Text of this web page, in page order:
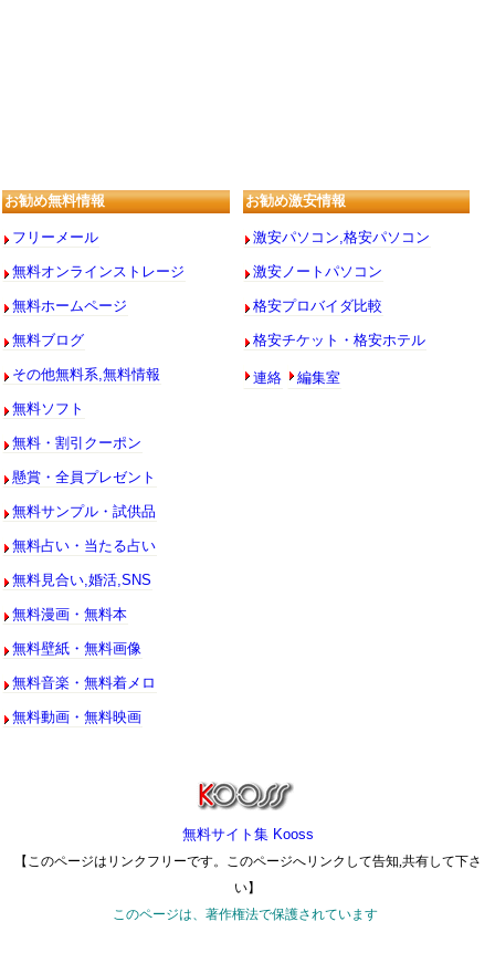
お勧め無料情報
フリーメール
無料オンラインストレージ
無料ホームページ
無料ブログ
その他無料系,無料情報
無料ソフト
無料・割引クーポン
懸賞・全員プレゼント
無料サンプル・試供品
無料占い・当たる占い
無料見合い,婚活,SNS
無料漫画・無料本
無料壁紙・無料画像
無料音楽・無料着メロ
無料動画・無料映画
お勧め激安情報
激安パソコン,格安パソコン
激安ノートパソコン
格安プロバイダ比較
格安チケット・格安ホテル
連絡 編集室
無料サイト集 Kooss
【このページはリンクフリーです。このページへリンクして告知,共有して下さ
い】
このページは、著作権法で保護されています